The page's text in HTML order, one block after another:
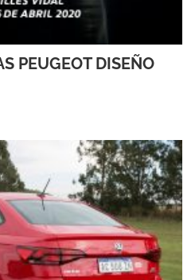
PEUGEOT DISEÑO